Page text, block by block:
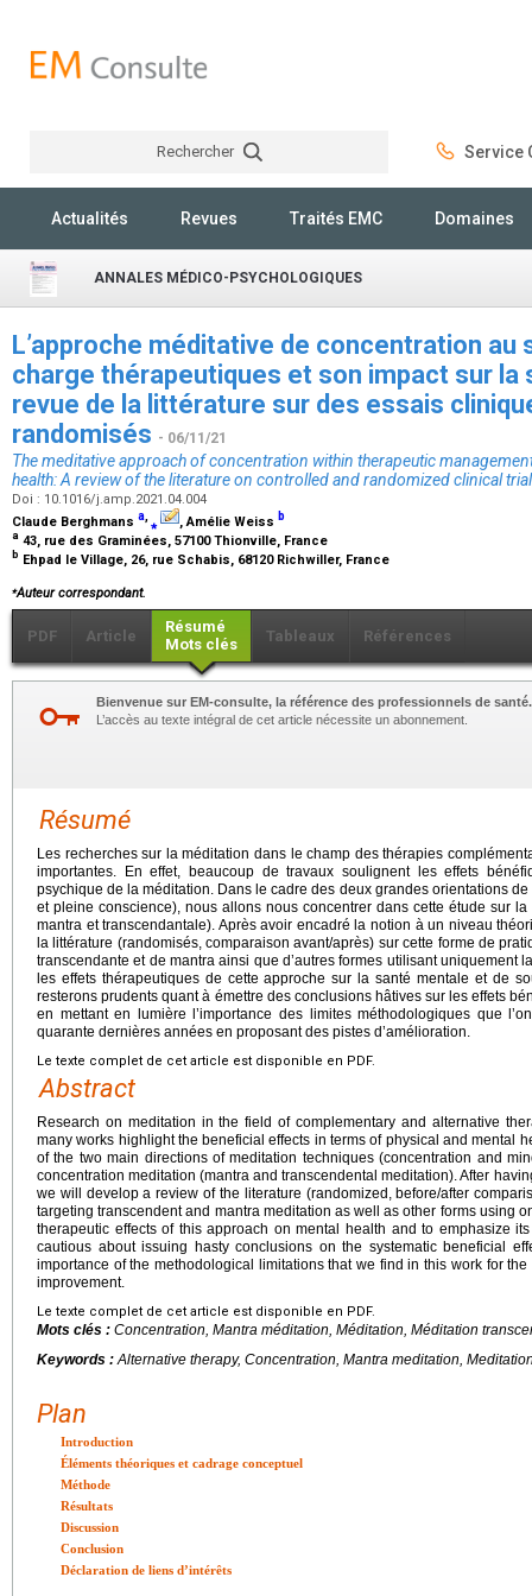
Rechercher Service
Actualités Revues Traités EMC Domaines
ANNALES MÉDICO-PSYCHOLOGIQUES
L’approche méditative de concentration au
charge thérapeutiques et son impact sur la
revue de la littérature sur des essais
randomisés - 06/11/21
The meditative approach of concentration within therapeutic
health: A review of the literature on controlled and randomized clinical
Doi : 10.1016/j.amp.2021.04.004
Claude Berghmans a,⁎ , Amélie Weiss b
a 43, rue des Graminées, 57100 Thionville, France
b Ehpad le Village, 26, rue Schabis, 68120 Richwiller, France
⁎Auteur correspondant.
PDF Article
Résumé
Mots clés
Tableaux Références
Bienvenue sur EM-consulte, la référence des professionnels de santé.
L’accès au texte intégral de cet article nécessite un abonnement.
Résumé
Les recherches sur la méditation dans le champ des thérapies
importantes. En effet, beaucoup de travaux soulignent les effets
psychique de la méditation. Dans le cadre des deux grandes orientations
et pleine conscience), nous allons nous concentrer dans cette étude sur
mantra et transcendantale). Après avoir encadré la notion à un niveau
la littérature (randomisés, comparaison avant/après) sur cette forme de
transcendante et de mantra ainsi que d’autres formes utilisant uniquement
les effets thérapeutiques de cette approche sur la santé mentale et de
resterons prudents quant à émettre des conclusions hâtives sur les effets
en mettant en lumière l’importance des limites méthodologiques que
quarante dernières années en proposant des pistes d’amélioration.
Le texte complet de cet article est disponible en PDF.
Abstract
Research on meditation in the field of complementary and alternative
many works highlight the beneficial effects in terms of physical and mental
of the two main directions of meditation techniques (concentration and
concentration meditation (mantra and transcendental meditation). After
we will develop a review of the literature (randomized, before/after
targeting transcendent and mantra meditation as well as other forms using
therapeutic effects of this approach on mental health and to emphasize
cautious about issuing hasty conclusions on the systematic beneficial
importance of the methodological limitations that we find in this work for
improvement.
Le texte complet de cet article est disponible en PDF.
Mots clés : Concentration, Mantra méditation, Méditation, Méditation
Keywords :Alternative therapy, Concentration, Mantra meditation,
Plan
Introduction
Éléments théoriques et cadrage conceptuel
Méthode
Résultats
Discussion
Conclusion
Déclaration de liens d’intérêts